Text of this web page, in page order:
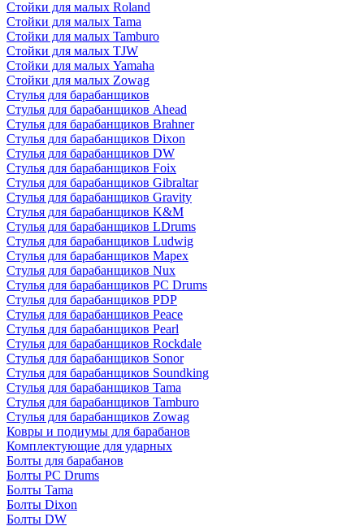
Стойки для малых Roland
Стойки для малых Tama
Стойки для малых Tamburo
Стойки для малых TJW
Стойки для малых Yamaha
Стойки для малых Zowag
Стулья для барабанщиков
Стулья для барабанщиков Ahead
Стулья для барабанщиков Brahner
Стулья для барабанщиков Dixon
Стулья для барабанщиков DW
Стулья для барабанщиков Foix
Стулья для барабанщиков Gibraltar
Стулья для барабанщиков Gravity
Стулья для барабанщиков K&M
Стулья для барабанщиков LDrums
Стулья для барабанщиков Ludwig
Стулья для барабанщиков Mapex
Стулья для барабанщиков Nux
Стулья для барабанщиков PC Drums
Стулья для барабанщиков PDP
Стулья для барабанщиков Peace
Стулья для барабанщиков Pearl
Стулья для барабанщиков Rockdale
Стулья для барабанщиков Sonor
Стулья для барабанщиков Soundking
Стулья для барабанщиков Tama
Стулья для барабанщиков Tamburo
Стулья для барабанщиков Zowag
Ковры и подиумы для барабанов
Комплектующие для ударных
Болты для барабанов
Болты PC Drums
Болты Tama
Болты Dixon
Болты DW